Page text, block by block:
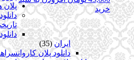
خرید
ایران (35)
دانلود پلان